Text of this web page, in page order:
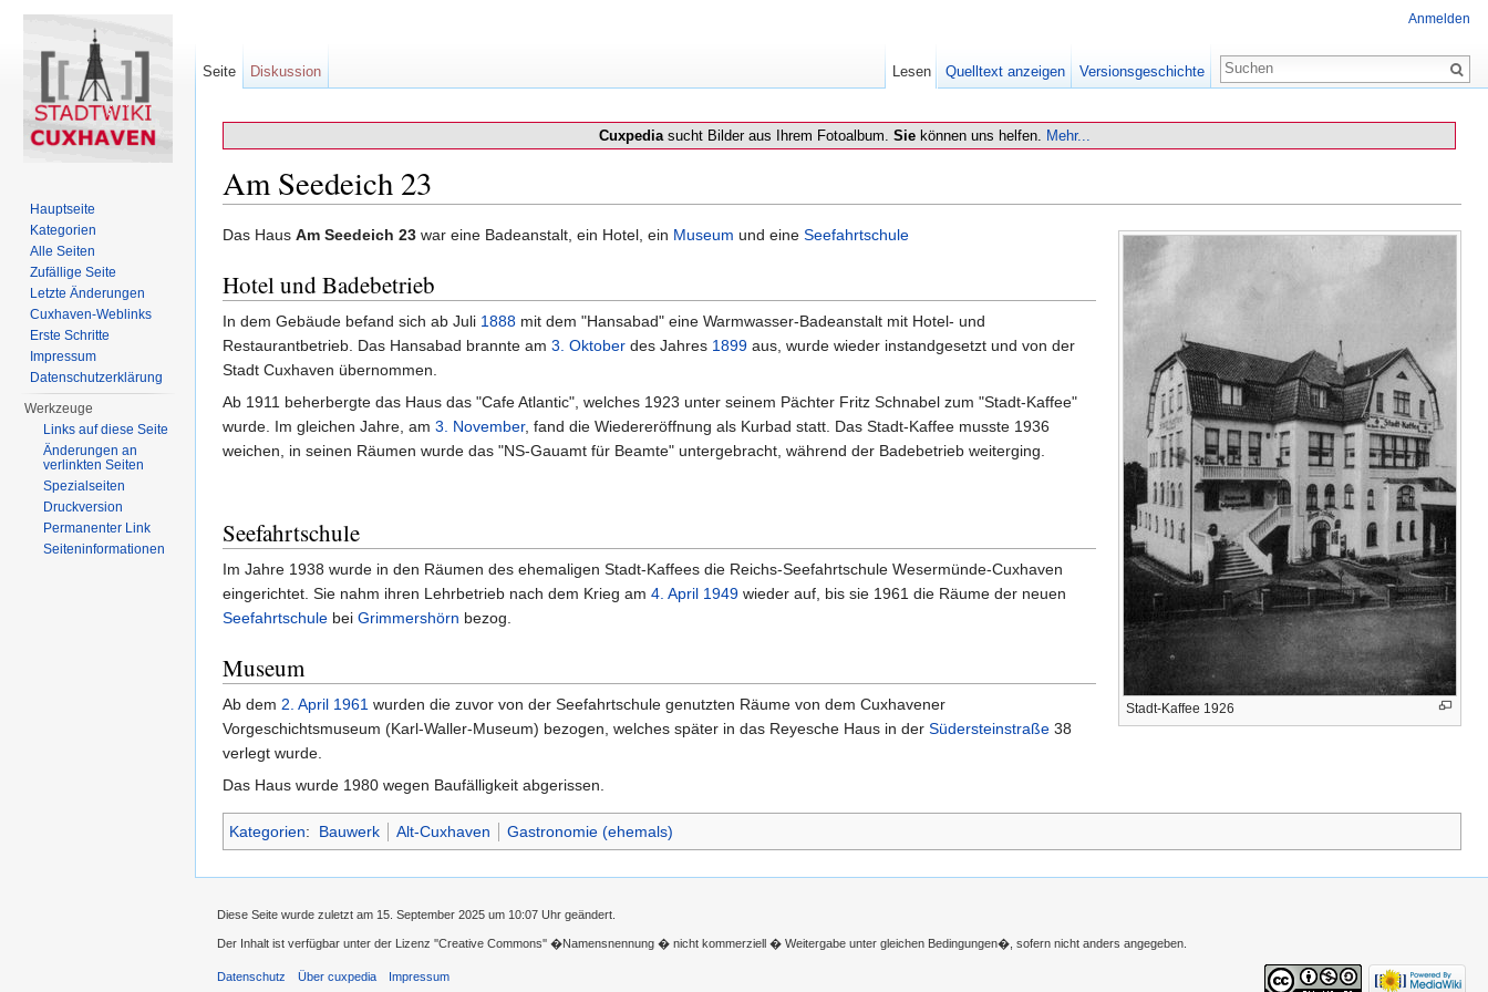
Cuxpediasucht Bilder aus Ihrem Fotoalbum. Sie können uns helfen. Mehr...
Am Seedeich 23
Stadt-Kaffee 1926
Das Haus Am Seedeich 23 war eine Badeanstalt, ein Hotel, ein Museum und eine Seefahrtschule
Hotel und Badebetrieb
In dem Gebäude befand sich ab Juli 1888 mit dem "Hansabad" eine Warmwasser-Badeanstalt mit Hotel- und
Restaurantbetrieb. Das Hansabad brannte am 3. Oktober des Jahres 1899 aus, wurde wieder instandgesetzt und von der
Stadt Cuxhaven übernommen.
Ab 1911 beherbergte das Haus das "Cafe Atlantic", welches 1923 unter seinem Pächter Fritz Schnabel zum "Stadt-Kaffee"
wurde. Im gleichen Jahre, am 3. November, fand die Wiedereröffnung als Kurbad statt. Das Stadt-Kaffee musste 1936
weichen, in seinen Räumen wurde das "NS-Gauamt für Beamte" untergebracht, während der Badebetrieb weiterging.
Seefahrtschule
Im Jahre 1938 wurde in den Räumen des ehemaligen Stadt-Kaffees die Reichs-Seefahrtschule Wesermünde-Cuxhaven
eingerichtet. Sie nahm ihren Lehrbetrieb nach dem Krieg am 4. April 1949 wieder auf, bis sie 1961 die Räume der neuen
Seefahrtschule bei Grimmershörn bezog.
Museum
Ab dem 2. April 1961 wurden die zuvor von der Seefahrtschule genutzten Räume von dem Cuxhavener
Vorgeschichtsmuseum (Karl-Waller-Museum) bezogen, welches später in das Reyesche Haus in der Südersteinstraße 38
verlegt wurde.
Das Haus wurde 1980 wegen Baufälligkeit abgerissen.
Kategorien: Bauwerk Alt-Cuxhaven Gastronomie (ehemals)
Anmelden
Seite Diskussion Lesen Quelltext anzeigen Versionsgeschichte
Hauptseite
Kategorien
Alle Seiten
Zufällige Seite
Letzte Änderungen
Cuxhaven-Weblinks
Erste Schritte
Impressum
Datenschutzerklärung
Werkzeuge
Links auf diese Seite
Änderungen an
verlinkten Seiten
Spezialseiten
Druckversion
Permanenter Link
Seiten­informationen
Diese Seite wurde zuletzt am 15. September 2025 um 10:07 Uhr geändert.
Der Inhalt ist verfügbar unter der Lizenz ''Creative Commons'' �Namensnennung � nicht kommerziell � Weitergabe unter gleichen Bedingungen�, sofern nicht anders angegeben.
Datenschutz Über cuxpedia Impressum